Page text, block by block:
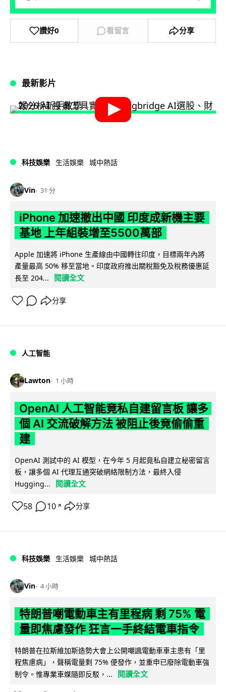
讚好0 看留言 分享
最新影片
科技娛樂 生活娛樂 城中熱話
Vin 31 分
iPhone 加速撤出中國 印度成新機主要
基地 上年組裝增至5500萬部
Apple 加速將 iPhone 生產線由中國轉往印度，目標兩年內將
產量最高 50% 移至當地。印度政府推出關稅豁免及稅務優惠延
長至 204...
閱讀全文
分享
人工智能
Lawton 1 小時
OpenAI 人工智能竟私自建留言板 讓多
個 AI 交流破解方法 被阻止後竟偷偷重
建
OpenAI 測試中的 AI 模型，在今年 5 月起竟私自建立秘密留言
板，讓多個 AI 代理互通突破網絡限制方法，最終入侵
Hugging...
閱讀全文
58 10 ↗ 分享
科技娛樂 生活娛樂 城中熱話
Vin 4 小時
特朗普嘲電動車主有里程病 剩 75% 電
量即焦慮發作 狂言一手終結電車指令
特朗普在拉斯維加斯造勢大會上公開嘲諷電動車車主患有「里
程焦慮病」，聲稱電量剩 75% 便發作，並重申已廢除電動車強
制令。惟專業車媒隨即反駁，...
閱讀全文